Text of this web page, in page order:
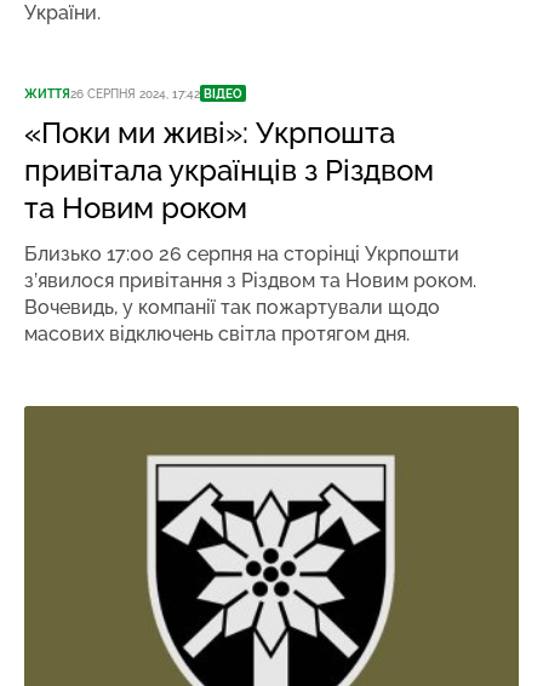
України.
ЖИТТЯ26 СЕРПНЯ 2024, 17:42 ВІДЕО
«Поки ми живі»: Укрпошта
привітала українців з Різдвом
та Новим роком
Близько 17:00 26 серпня на сторінці Укрпошти
з’явилося привітання з Різдвом та Новим роком.
Вочевидь, у компанії так пожартували щодо
масових відключень світла протягом дня.